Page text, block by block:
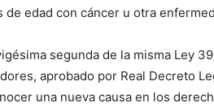
edad con cáncer u otra
segunda de la misma Ley
aprobado por Real Decreto
una nueva causa en los